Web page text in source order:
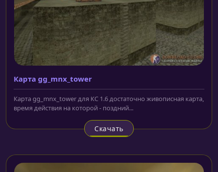
Карта gg_mnx_tower
Карта gg_mnx_tower для КС 1.6 достаточно живописная карта,
время действия на которой - поздний...
Скачать